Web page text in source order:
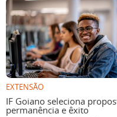
EXTENSÃO
IF Goiano seleciona
permanência e êxito